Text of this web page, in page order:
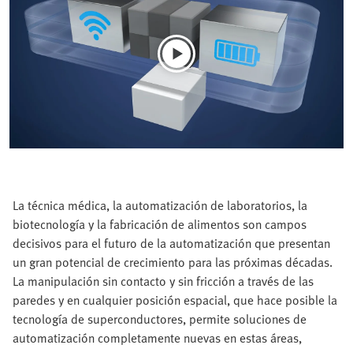
La técnica médica, la automatización de laboratorios, la
biotecnología y la fabricación de alimentos son campos
decisivos para el futuro de la automatización que presentan
un gran potencial de crecimiento para las próximas décadas.
La manipulación sin contacto y sin fricción a través de las
paredes y en cualquier posición espacial, que hace posible la
tecnología de superconductores, permite soluciones de
automatización completamente nuevas en estas áreas,